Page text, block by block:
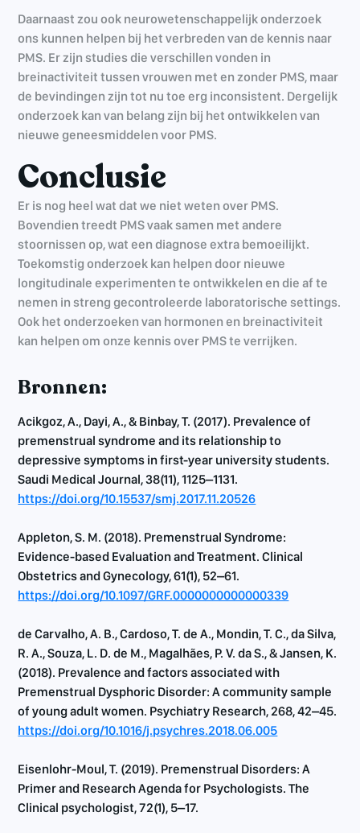
Daarnaast zou ook neurowetenschappelijk onderzoek
ons kunnen helpen bij het verbreden van de kennis naar
PMS. Er zijn studies die verschillen vonden in
breinactiviteit tussen vrouwen met en zonder PMS, maar
de bevindingen zijn tot nu toe erg inconsistent. Dergelijk
onderzoek kan van belang zijn bij het ontwikkelen van
nieuwe geneesmiddelen voor PMS.
Conclusie
Er is nog heel wat dat we niet weten over PMS.
Bovendien treedt PMS vaak samen met andere
stoornissen op, wat een diagnose extra bemoeilijkt.
Toekomstig onderzoek kan helpen door nieuwe
longitudinale experimenten te ontwikkelen en die af te
nemen in streng gecontroleerde laboratorische settings.
Ook het onderzoeken van hormonen en breinactiviteit
kan helpen om onze kennis over PMS te verrijken.
Bronnen:
Acikgoz, A., Dayi, A., & Binbay, T. (2017). Prevalence of
premenstrual syndrome and its relationship to
depressive symptoms in first-year university students.
Saudi Medical Journal, 38(11), 1125–1131.
https://doi.org/10.15537/smj.2017.11.20526
Appleton, S. M. (2018). Premenstrual Syndrome:
Evidence-based Evaluation and Treatment. Clinical
Obstetrics and Gynecology, 61(1), 52–61.
https://doi.org/10.1097/GRF.0000000000000339
de Carvalho, A. B., Cardoso, T. de A., Mondin, T. C., da Silva,
R. A., Souza, L. D. de M., Magalhães, P. V. da S., & Jansen, K.
(2018). Prevalence and factors associated with
Premenstrual Dysphoric Disorder: A community sample
of young adult women. Psychiatry Research, 268, 42–45.
https://doi.org/10.1016/j.psychres.2018.06.005
Eisenlohr-Moul, T. (2019). Premenstrual Disorders: A
Primer and Research Agenda for Psychologists. The
Clinical psychologist, 72(1), 5–17.